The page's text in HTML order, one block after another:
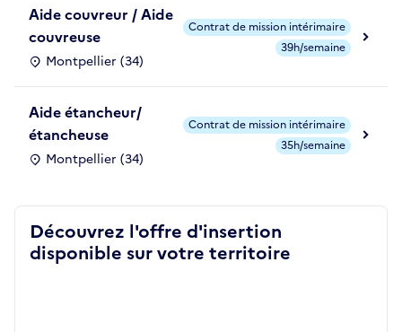
Aide couvreur / Aide
couvreuse
Montpellier (34)
Contrat de mission intérimaire
39h/semaine
Aide étancheur/
étancheuse
Montpellier (34)
Contrat de mission intérimaire
35h/semaine
Découvrez l'offre d'insertion
disponible sur votre territoire